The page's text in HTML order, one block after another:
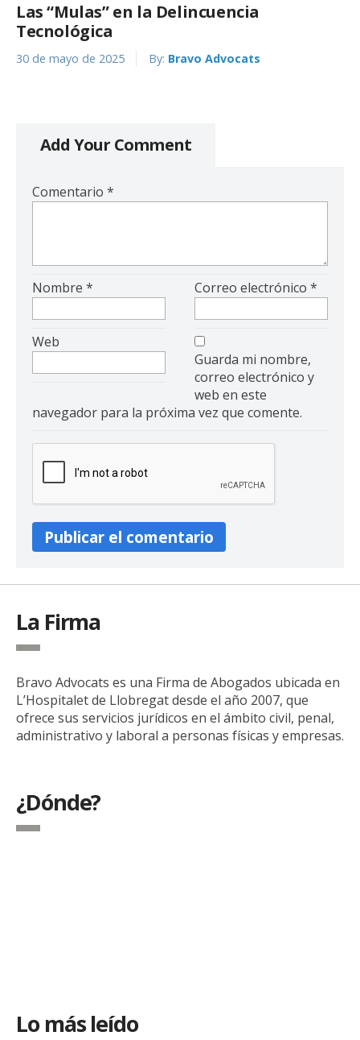
Las “Mulas” en la Delincuencia
Tecnológica
30 de mayo de 2025 By: Bravo Advocats
Add Your Comment
Comentario *
Nombre * Correo electrónico*
Web
Guarda mi nombre,
correo electrónico y
web en este
navegador para la próxima vez que comente.
La Firma
Bravo Advocats es una Firma de Abogados ubicada en
L’Hospitalet de Llobregat desde el año 2007, que
ofrece sus servicios jurídicos en el ámbito civil, penal,
administrativo y laboral a personas físicas y empresas.
¿Dónde?
Lo más leído